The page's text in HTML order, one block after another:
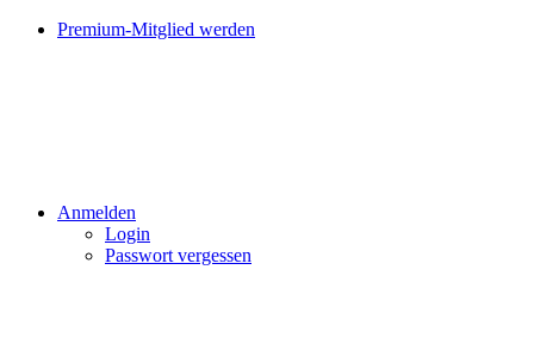
Premium-Mitglied werden
Anmelden
Login
Passwort vergessen